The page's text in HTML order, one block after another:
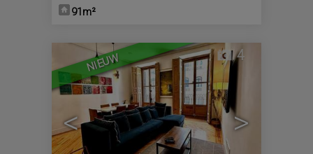
91m²
NIEUW
< >
4